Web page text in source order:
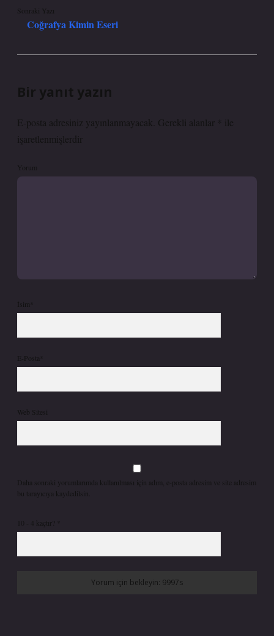
Sonraki Yazı
Coğrafya Kimin Eseri
Bir yanıt yazın
E-posta adresiniz yayınlanmayacak. Gerekli alanlar
ile
işaretlenmişlerdir
Yorum
İsim*
E-Posta*
Web Sitesi
Daha sonraki yorumlarımda kullanılması için adım, e-posta adresim ve site adresim
bu tarayıcıya kaydedilsin.
10 - 4 kaçtır?